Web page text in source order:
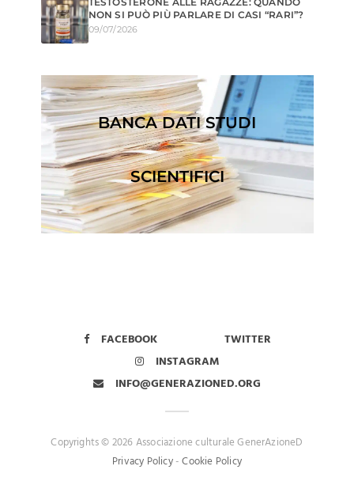
NON SI PUÒ PIÙ PARLARE DI CASI “RARI”?
09/07/2026
BANCA DATI STUDI
SCIENTIFICI
FACEBOOK
TWITTER
INSTAGRAM
INFO@GENERAZIONED.ORG
Copyrights © 2026 Associazione culturale GenerAzioneD
Privacy Policy-Cookie Policy